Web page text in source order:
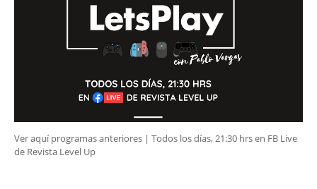
Ver aquí programas anteriores | Todos los días, 21:30 hrs en FB Live
de Revista Level Up